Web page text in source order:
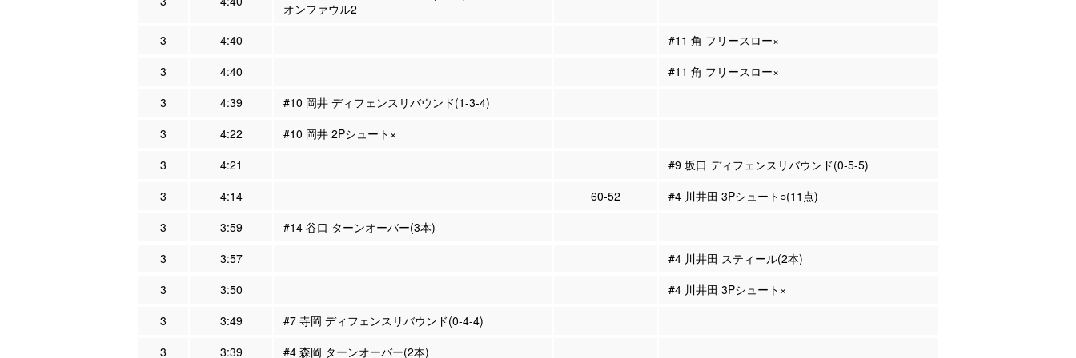
オンファウル2
3
4:40
#11 角 フリースロー×
3
4:40
#11 角 フリースロー×
3
4:39
#10 岡井 ディフェンスリバウンド(1-3-4)
3
4:22
#10 岡井 2Pシュート×
3
4:21
#9 坂口 ディフェンスリバウンド(0-5-5)
3
4:14 60-52
#4 川井田 3Pシュート○(11点)
3
3:59
#14 谷口 ターンオーバー(3本)
3
3:57
#4 川井田 スティール(2本)
3
3:50
#4 川井田 3Pシュート×
3
3:49
#7 寺岡 ディフェンスリバウンド(0-4-4)
3
3:39 #4 森岡 ターンオーバー(2本)